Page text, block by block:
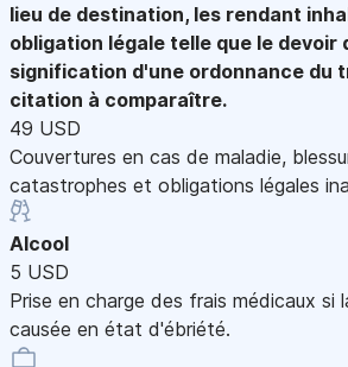
lieu de destination, les rendant
obligation légale telle que le devoir
signification d'une ordonnance du
citation à comparaître.
49 USD
Couvertures en cas de maladie,
catastrophes et obligations légales
Alcool
5 USD
Prise en charge des frais médicaux si
causée en état d'ébriété.